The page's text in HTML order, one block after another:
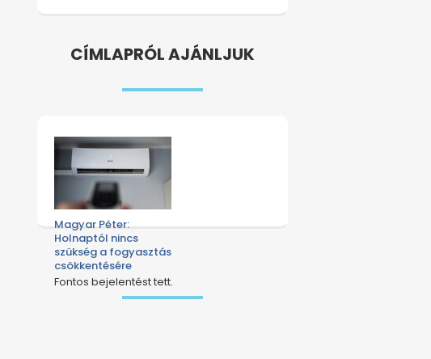
CÍMLAPRÓL AJÁNLJUK
Magyar Péter:
Holnaptól nincs
szükség a fogyasztás
csökkentésére
Fontos bejelentést tett.